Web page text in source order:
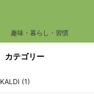
趣味・暮らし・習慣
カテゴリー
KALDI (1)